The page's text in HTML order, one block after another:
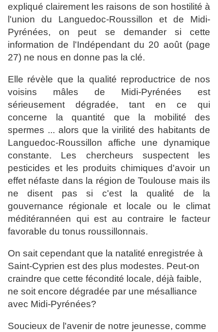
expliqué clairement les raisons de son hostilité à
l'union du Languedoc-Roussillon et de Midi-
Pyrénées, on peut se demander si cette
information de l'Indépendant du 20 août (page
27) ne nous en donne pas la clé.
Elle révèle que la qualité reproductrice de nos
voisins mâles de Midi-Pyrénées est
sérieusement dégradée, tant en ce qui
concerne la quantité que la mobilité des
spermes ... alors que la virilité des habitants de
Languedoc-Roussillon affiche une dynamique
constante. Les chercheurs suspectent les
pesticides et les produits chimiques d'avoir un
effet néfaste dans la région de Toulouse mais ils
ne disent pas si c'est la qualité de la
gouvernance régionale et locale ou le climat
méditérannéen qui est au contraire le facteur
favorable du tonus roussillonnais.
On sait cependant que la natalité enregistrée à
Saint-Cyprien est des plus modestes. Peut-on
craindre que cette fécondité locale, déjà faible,
ne soit encore dégradée par une mésalliance
avec Midi-Pyrénées?
Soucieux de l'avenir de notre jeunesse, comme